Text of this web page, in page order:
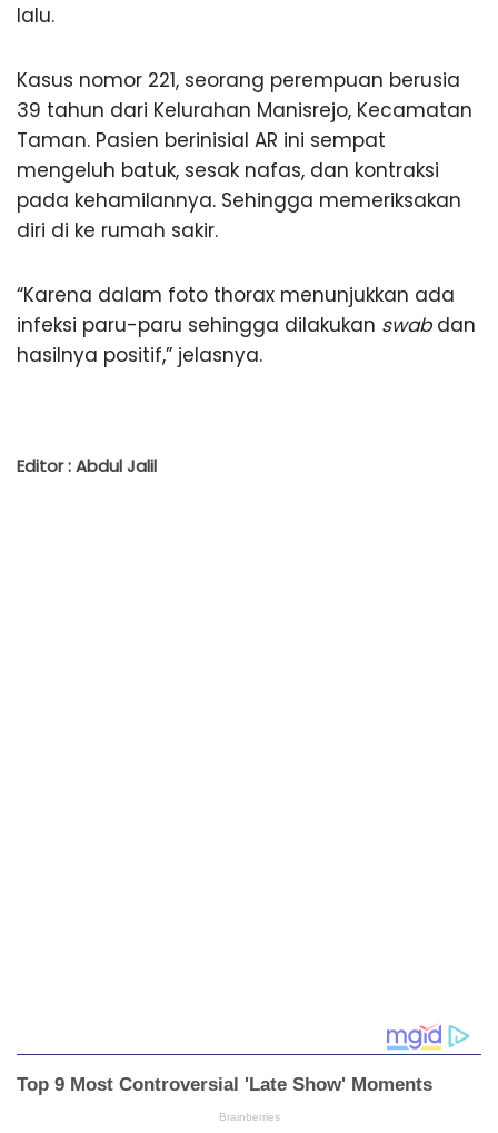
lalu.
Kasus nomor 221, seorang perempuan berusia
39 tahun dari Kelurahan Manisrejo, Kecamatan
Taman. Pasien berinisial AR ini sempat
mengeluh batuk, sesak nafas, dan kontraksi
pada kehamilannya. Sehingga memeriksakan
diri di ke rumah sakir.
“Karena dalam foto thorax menunjukkan ada
infeksi paru-paru sehingga dilakukan swabdan
hasilnya positif,” jelasnya.
Editor : Abdul Jalil